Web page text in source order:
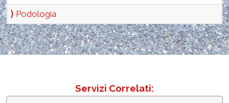
⟩ Podologia
Servizi Correlati: